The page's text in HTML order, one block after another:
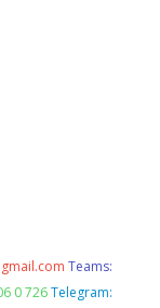
Teams:
0 726 Telegram: